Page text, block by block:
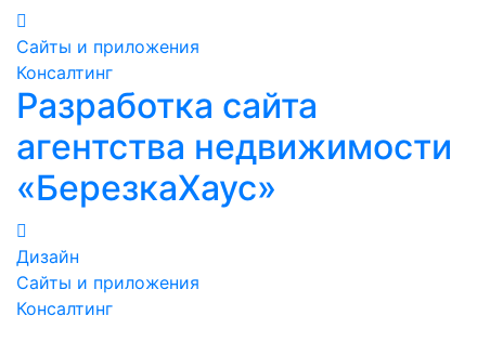
Сайты и приложения
Консалтинг
Разработка сайта
агентства недвижимости
«БерезкаХаус»
Дизайн
Сайты и приложения
Консалтинг